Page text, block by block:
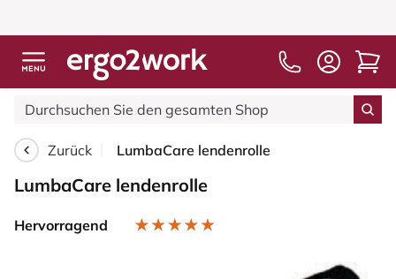
Zurück LumbaCare lendenrolle
LumbaCare lendenrolle
Hervorragend